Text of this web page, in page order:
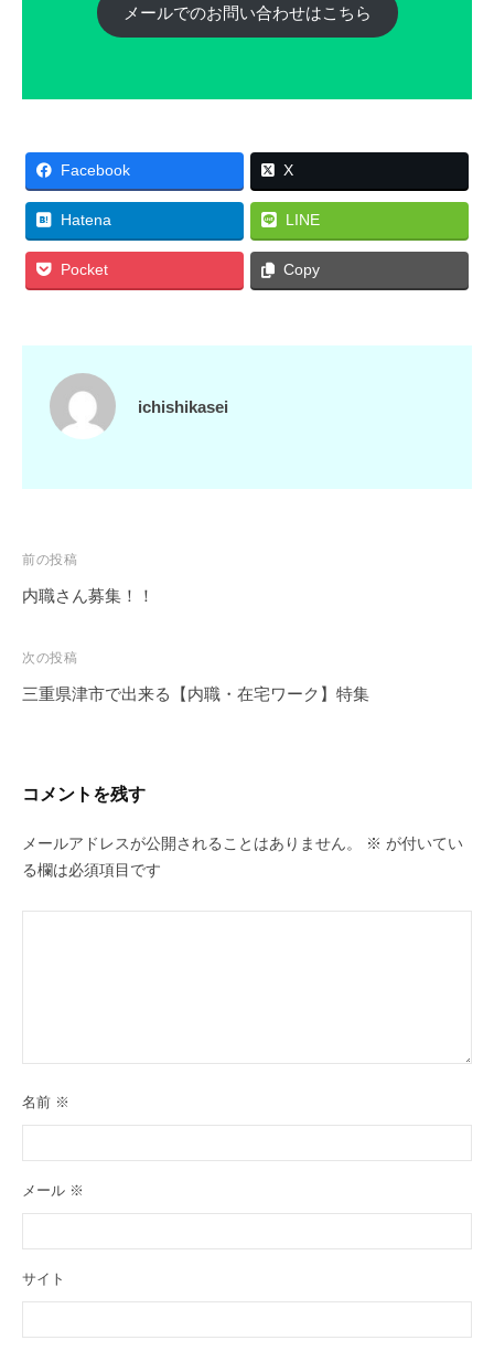
メールでのお問い合わせはこちら
Facebook X
Hatena LINE
Pocket Copy
ichishikasei
投
稿
ビ
ゲ
前の投稿
内職さん募集！！
次の投稿
三重県津市で出来る【内職・在宅ワーク】特集
コメントを残す
メールアドレスが公開されることはありません。 ※ が付いてい
る欄は必須項目です
名前 ※
メール ※
サイト